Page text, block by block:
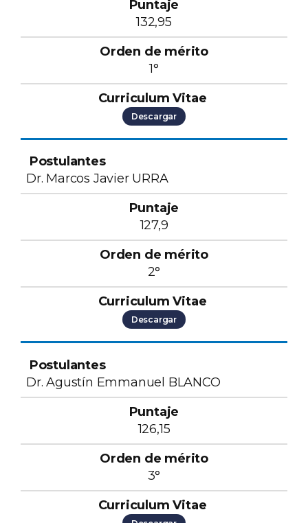
132,95
1°
Descargar
Dr. Marcos Javier URRA
127,9
2°
Descargar
Dr. Agustín Emmanuel BLANCO
126,15
3°